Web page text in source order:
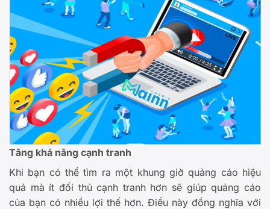
Tăng khả năng cạnh tranh
Khi bạn có thể tìm ra một khung giờ quảng cáo hiệu
quả mà ít đối thủ cạnh tranh hơn sẽ giúp quảng cáo
của bạn có nhiều lợi thế hơn. Điều này đồng nghĩa với